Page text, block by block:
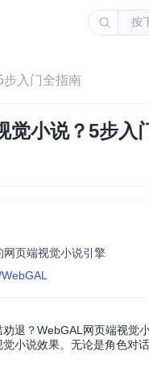
按
步入门全指南
觉小说？5步入
页端视觉小说引擎
退？WebGAL网页端视
小说效果。无论是角色